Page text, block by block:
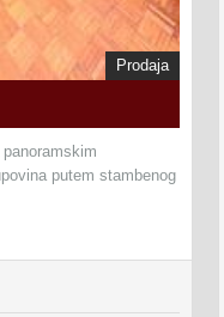
Prodaja
putem stambenog